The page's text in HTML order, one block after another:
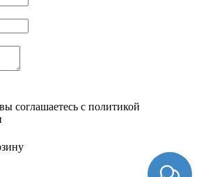
соглашаетесь с политикой